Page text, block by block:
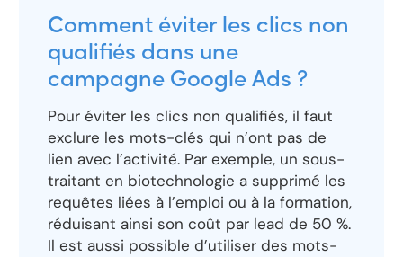
Comment éviter les clics non
qualifiés dans une
campagne Google Ads ?
Pour éviter les clics non qualifiés, il faut
exclure les mots-clés qui n’ont pas de
lien avec l’activité. Par exemple, un sous-
traitant en biotechnologie a supprimé les
requêtes liées à l’emploi ou à la formation,
réduisant ainsi son coût par lead de 50 %.
Il est aussi possible d’utiliser des mots-